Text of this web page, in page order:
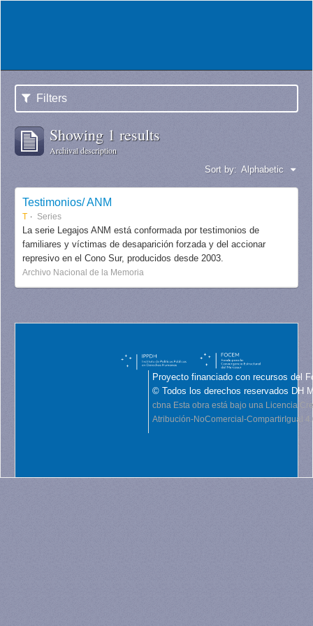
Filters
Showing 1 results
Archival description
Sort by: Alphabetic
Testimonios/ ANM
T Series
La serie Legajos ANM está conformada por testimonios de
familiares y víctimas de desaparición forzada y del accionar
represivo en el Cono Sur, producidos desde 2003.
Archivo Nacional de la Memoria
Proyecto financiado con recursos del
© Todos los derechos reservados DH
cbna Esta obra está bajo una Licencia
Atribución-NoComercial-CompartirIgual